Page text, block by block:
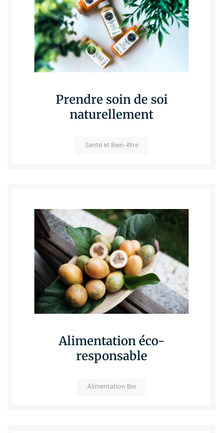
Prendre soin de soi
naturellement
Santé et Bien-être
Alimentation éco-
responsable
Alimentation Bio